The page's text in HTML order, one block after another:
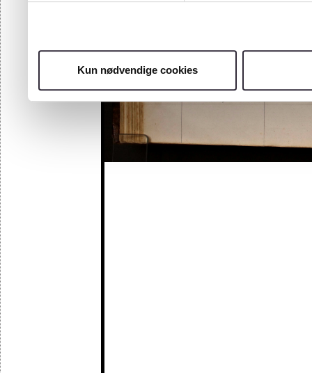
Kun nødvendige cookies